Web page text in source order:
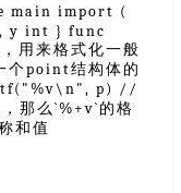
main import (
y int } func
用来格式化一般
个point结构体的
p) //
那么`%+v`的格
和值